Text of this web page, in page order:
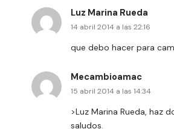
Luz Marina Rueda
14 abril 2014 a las 22:16
que debo hacer para
Mecambioamac
15 abril 2014 a las 14:34
>Luz Marina Rueda, haz
saludos.